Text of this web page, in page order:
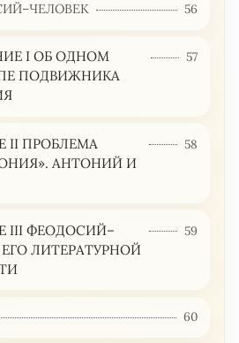
56
I ОБ ОДНОМ
ПОДВИЖНИКА
57
II ПРОБЛЕМА
АНТОНИЙ И
58
III ФЕОДОСИЙ–
ЛИТЕРАТУРНОЙ
59
60